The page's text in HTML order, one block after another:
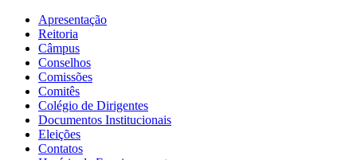
Apresentação
Reitoria
Câmpus
Conselhos
Comissões
Comitês
Colégio de Dirigentes
Documentos Institucionais
Eleições
Contatos